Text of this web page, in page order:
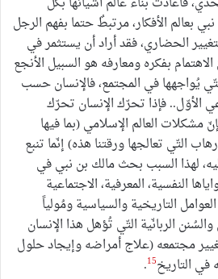
بعالم الأفكار، مرتبطٌ حتما بفهم الرجل
الحضاري، فقد أراد أن يستثمر في
بفكره ومعارفه هو السبيل الأنجع
يُواجهها في المجتمع، فالإنسان حسب
الأوّل.. فإذا تحرّك الإنسان تحرّك
مشكلات العالم الإسلامي (بما فيها
التّي تعالجها ورقتنا هذه) إنّما تنبع
لهذا السبب بحث مالك بن نبي في
النفسية، المعرفية، الاجتماعية
التاريخية والسياسية ومُولياً
الربانّية التّي تُؤهل هذا الإنسان
مجتمعه (علاج أمراضه وإيجاد حلول
في التاريخ15
.